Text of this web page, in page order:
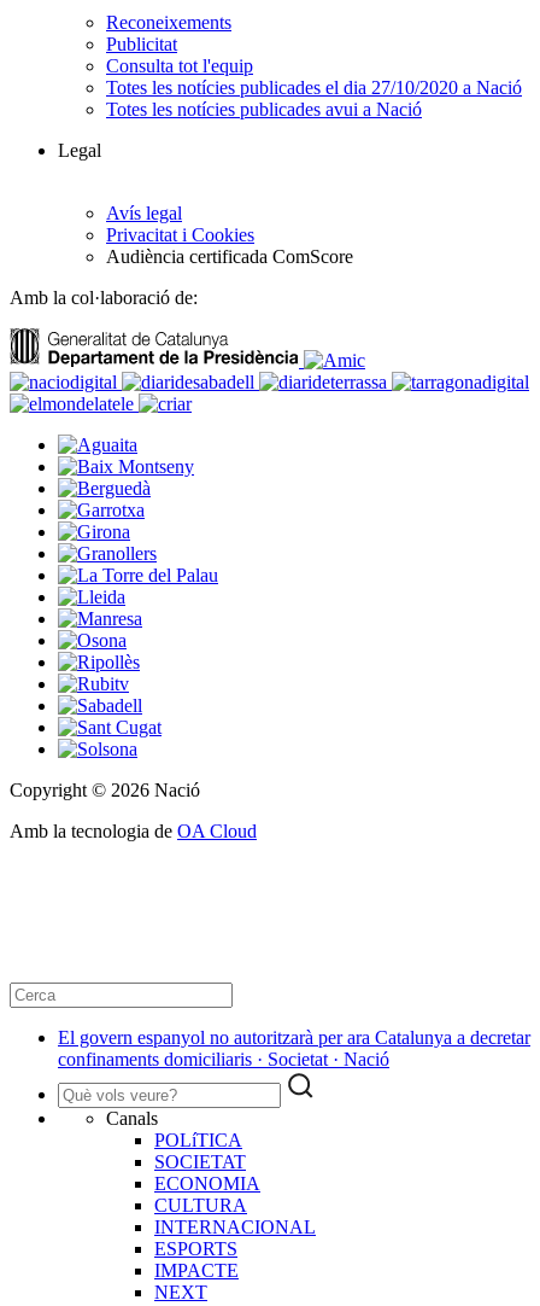
Reconeixements
Publicitat
Consulta tot l'equip
Totes les notícies publicades el dia 27/10/2020 a Nació
Totes les notícies publicades avui a Nació
Legal
Avís legal
Privacitat i Cookies
Audiència certificada ComScore
Amb la col·laboració de:
Copyright © 2026 Nació
Amb la tecnologia de OA Cloud
El govern espanyol no autoritzarà per ara Catalunya a decretar
confinaments domiciliaris · Societat · Nació
Canals
POLíTICA
SOCIETAT
ECONOMIA
CULTURA
INTERNACIONAL
ESPORTS
IMPACTE
NEXT